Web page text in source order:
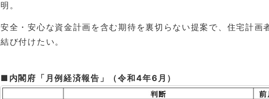
明。
安全・安心な資金計画を含む期待を裏切らない提案で、住宅計画
結び付けたい。
■内閣府「月例経済報告」（令和4年6月）